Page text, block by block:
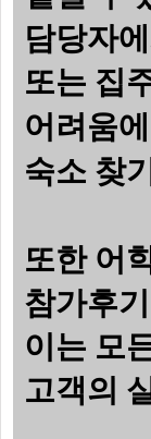
담당자
또는 집
어려움
숙소 찾
또한 어
참가후
이는 모
고객의